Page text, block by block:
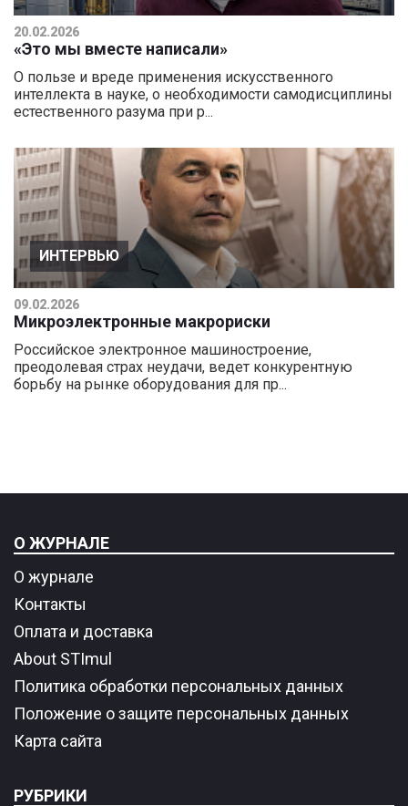
20.02.2026
«Это мы вместе написали»
О пользе и вреде применения искусственного
интеллекта в науке, о необходимости самодисциплины
естественного разума при р...
ИНТЕРВЬЮ
09.02.2026
Микроэлектронные макрориски
Российское электронное машиностроение,
преодолевая страх неудачи, ведет конкурентную
борьбу на рынке оборудования для пр...
О ЖУРНАЛЕ
О журнале
Контакты
Оплата и доставка
About STImul
Политика обработки персональных данных
Положение о защите персональных данных
Карта сайта
РУБРИКИ